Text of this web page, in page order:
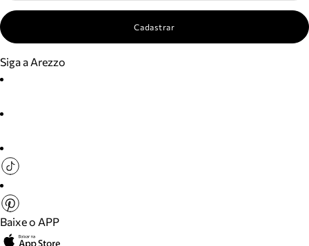
Cadastrar
Siga a Arezzo
Baixe o APP